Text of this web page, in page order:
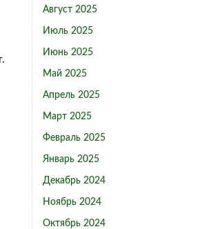
Август 2025
Июль 2025
Июнь 2025
Май 2025
Апрель 2025
Март 2025
Февраль 2025
Январь 2025
Декабрь 2024
Ноябрь 2024
Октябрь 2024